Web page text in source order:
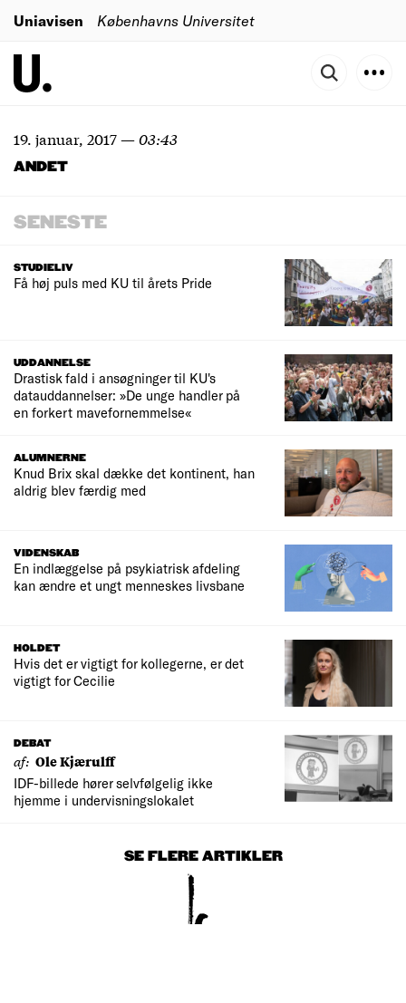
Uniavisen Københavns Universitet
19. januar, 2017—03:43
ANDET
SENESTE
STUDIELIV
Få høj puls med KU til årets Pride
UDDANNELSE
Drastisk fald i ansøgninger til KU's
datauddannelser: »De unge handler på
en forkert mavefornemmelse«
ALUMNERNE
Knud Brix skal dække det kontinent, han
aldrig blev færdig med
VIDENSKAB
En indlæggelse på psykiatrisk afdeling
kan ændre et ungt menneskes livsbane
HOLDET
Hvis det er vigtigt for kollegerne, er det
vigtigt for Cecilie
DEBAT
af: Ole Kjærulff
IDF-billede hører selvfølgelig ikke
hjemme i undervisningslokalet
SE FLERE ARTIKLER